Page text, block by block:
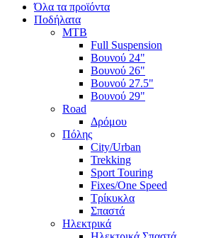
Όλα τα προϊόντα
Ποδήλατα
MTB
Full Suspension
Βουνού 24"
Βουνού 26"
Βουνού 27.5"
Βουνού 29"
Road
Δρόμου
Πόλης
City/Urban
Trekking
Sport Touring
Fixes/One Speed
Τρίκυκλα
Σπαστά
Ηλεκτρικά